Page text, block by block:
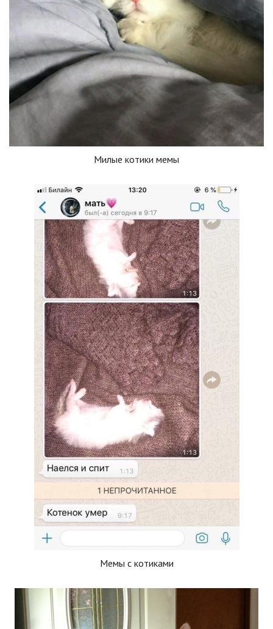
Милые котики мемы
Мемы с котиками